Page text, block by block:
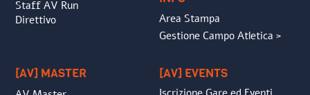
Staff AV Run
Direttivo
Area Stampa
Gestione Campo Atletica >
[AV] MASTER [AV] EVENTS